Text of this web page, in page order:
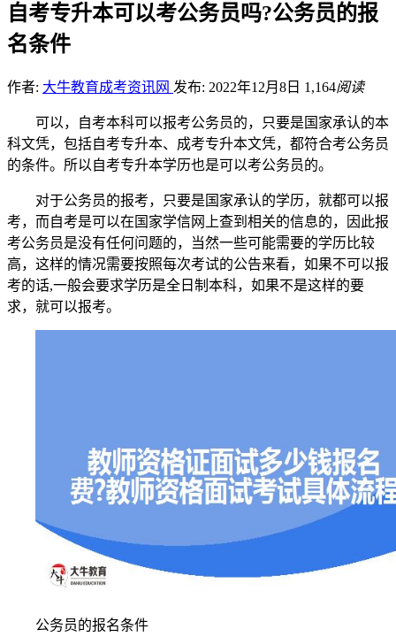
自考专升本可以考公务员吗?公务员的报
名条件
作者: 大牛教育成考资讯网 发布: 2022年12月8日 1,164阅读
可以，自考本科可以报考公务员的，只要是国家承认的本
科文凭，包括自考专升本、成考专升本文凭，都符合考公务员
的条件。所以自考专升本学历也是可以考公务员的。
对于公务员的报考，只要是国家承认的学历，就都可以报
考，而自考是可以在国家学信网上查到相关的信息的，因此报
考公务员是没有任何问题的，当然一些可能需要的学历比较
高，这样的情况需要按照每次考试的公告来看，如果不可以报
考的话,一般会要求学历是全日制本科，如果不是这样的要
求，就可以报考。
公务员的报名条件